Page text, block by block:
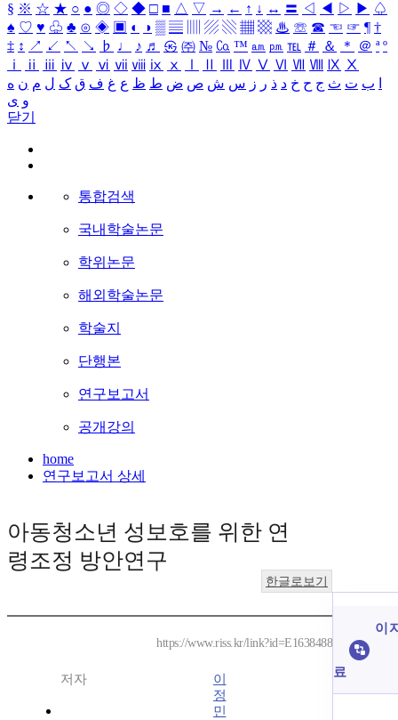
§ ※ ☆ ★ ○ ● ◎ ◇ ◆ □ ■ △ ▽ → ← ↑ ↓ ↔ 〓 ◁ ◀ ▷ ▶ ♤
♠ ♡ ♥ ♧ ♣ ⊙ ◈ ▣ ◐ ◑ ▒ ▤ ▨ ▧ ▦ ▩ ♨ ☏ ☎ ☜ ☞ ¶ †
‡ ↕ ↗ ↙ ↖ ↘ ♭ ♩ ♪ ♬ ㉿ ㈜ № ㏇ ™ ㏂ ㏘ ℡ ＃ ＆ ＊ ＠ ª º
ⅰ
ⅱ ⅲ ⅳ ⅴ ⅵ ⅶ ⅷ ⅸ ⅹ Ⅳ Ⅴ Ⅵ Ⅶ Ⅷ Ⅸ Ⅹ
ب ت ث ج ح خ د ذ ر ز س ش ص ض ط ظ ع غ ف ق ک ل م ن ه
و ی
닫기
통합검색
국내학술논문
학위논문
해외학술논문
학술지
단행본
연구보고서
공개강의
home
연구보고서 상세
아동청소년 성보호를 위한 연
령조정 방안연구
한글로보기
https://www.riss.kr/link?id=E1638488
저자
이
정
민
이
료